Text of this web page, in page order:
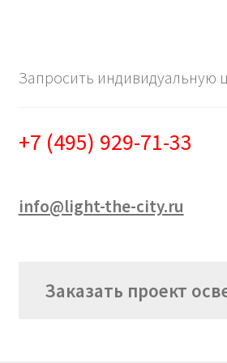
Запросить индивидуальную
+7 (495) 929-71-33
info@light-the-city.ru
Заказать проект